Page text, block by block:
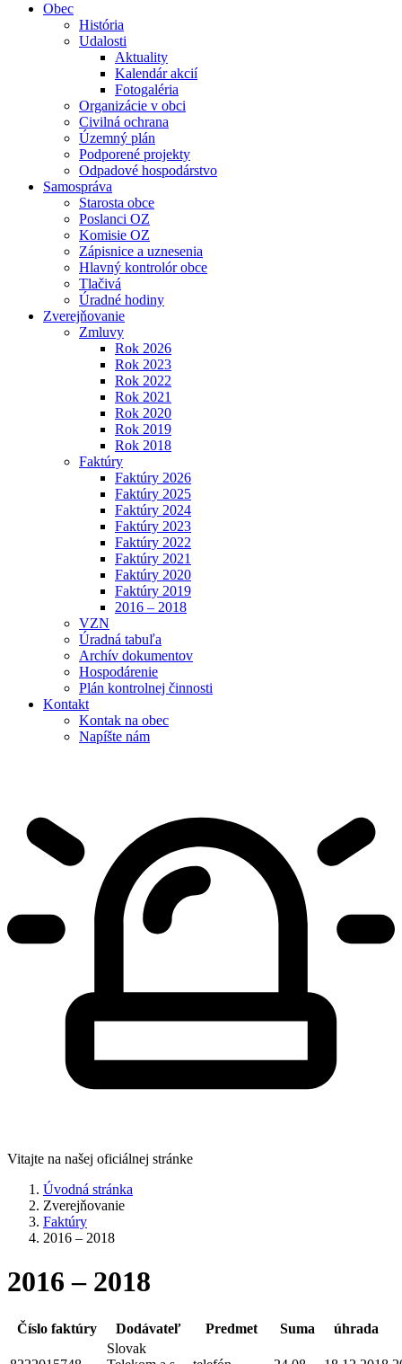
Obec
História
Udalosti
Aktuality
Kalendár akcií
Fotogaléria
Organizácie v obci
Civilná ochrana
Územný plán
Podporené projekty
Odpadové hospodárstvo
Samospráva
Starosta obce
Poslanci OZ
Komisie OZ
Zápisnice a uznesenia
Hlavný kontrolór obce
Tlačivá
Úradné hodiny
Zverejňovanie
Zmluvy
Rok 2026
Rok 2023
Rok 2022
Rok 2021
Rok 2020
Rok 2019
Rok 2018
Faktúry
Faktúry 2026
Faktúry 2025
Faktúry 2024
Faktúry 2023
Faktúry 2022
Faktúry 2021
Faktúry 2020
Faktúry 2019
2016 – 2018
VZN
Úradná tabuľa
Archív dokumentov
Hospodárenie
Plán kontrolnej činnosti
Kontakt
Kontak na obec
Napíšte nám
Vitajte na našej oficiálnej stránke
Úvodná stránka
Zverejňovanie
Faktúry
2016 – 2018
2016 – 2018
Číslo faktúry Dodávateľ Predmet Suma úhrada
Slovak